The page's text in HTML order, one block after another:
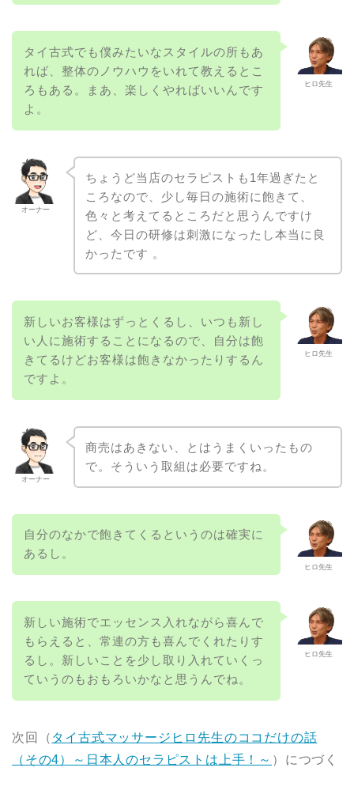
ヒロ先生
タイ古式でも僕みたいなスタイルの所もあ
れば、整体のノウハウをいれて教えるとこ
ろもある。まあ、楽しくやればいいんです
よ。
オーナー
ちょうど当店のセラピストも1年過ぎたと
ころなので、少し毎日の施術に飽きて、
色々と考えてるところだと思うんですけ
ど、今日の研修は刺激になったし本当に良
かったです 。
ヒロ先生
新しいお客様はずっとくるし、いつも新し
い人に施術することになるので、自分は飽
きてるけどお客様は飽きなかったりするん
ですよ。
オーナー
商売はあきない、とはうまくいったもの
で。そういう取組は必要ですね。
ヒロ先生
自分のなかで飽きてくるというのは確実に
あるし。
ヒロ先生
新しい施術でエッセンス入れながら喜んで
もらえると、常連の方も喜んでくれたりす
るし。新しいことを少し取り入れていくっ
ていうのもおもろいかなと思うんでね。
次回（ タイ古式マッサージヒロ先生のココだけの話
（その4）～日本人のセラピストは上手！～ ）につづく